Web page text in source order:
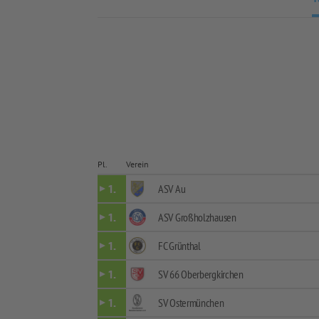
Pl. Verein
1. ASV Au
1. ASV Großholzhausen
1. FC Grünthal
1. SV 66 Oberbergkirchen
1. SV Ostermünchen